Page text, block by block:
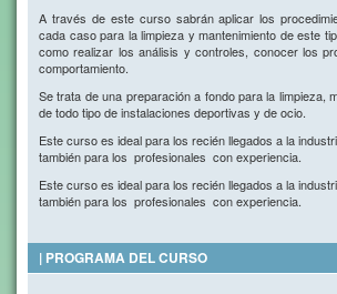
A través de este curso sabrán aplicar los
cada caso para la limpieza y mantenimiento de este
como realizar los análisis y controles, conocer los
comportamiento.
Se trata de una preparación a fondo para la limpieza,
de todo tipo de instalaciones deportivas y de ocio.
Este curso es ideal para los recién llegados a la
también para los profesionales con experiencia.
Este curso es ideal para los recién llegados a la
también para los profesionales con experiencia.
| PROGRAMA DEL CURSO